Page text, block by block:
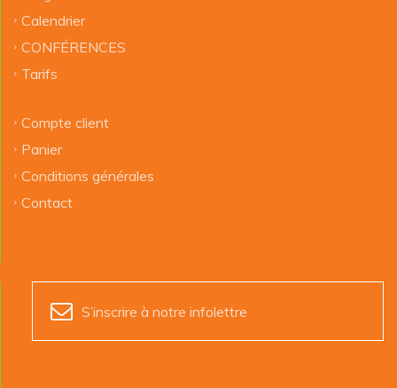
Calendrier
CONFÉRENCES
Tarifs
Compte client
Panier
Conditions générales
Contact
S’inscrire à notre infolettre